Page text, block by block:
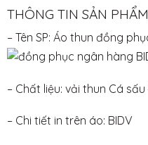
THÔNG TIN SẢN
– Tên SP: Áo thun đồng
– Chất liệu: vải thun Cá
– Chi tiết in trên áo: BIDV